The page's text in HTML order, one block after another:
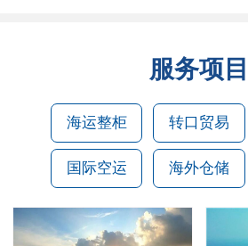
服务项目
海运整柜 转口贸易
国际空运 海外仓储